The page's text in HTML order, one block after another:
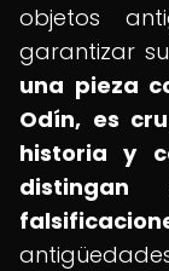
objetos
garantizar
una pieza
Odín, es
historia y